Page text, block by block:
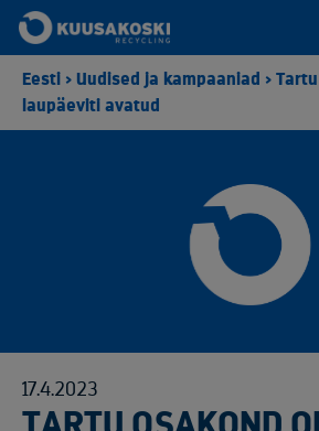
Eesti > Uudised ja kampaaniad >
laupäeviti avatud
17.4.2023